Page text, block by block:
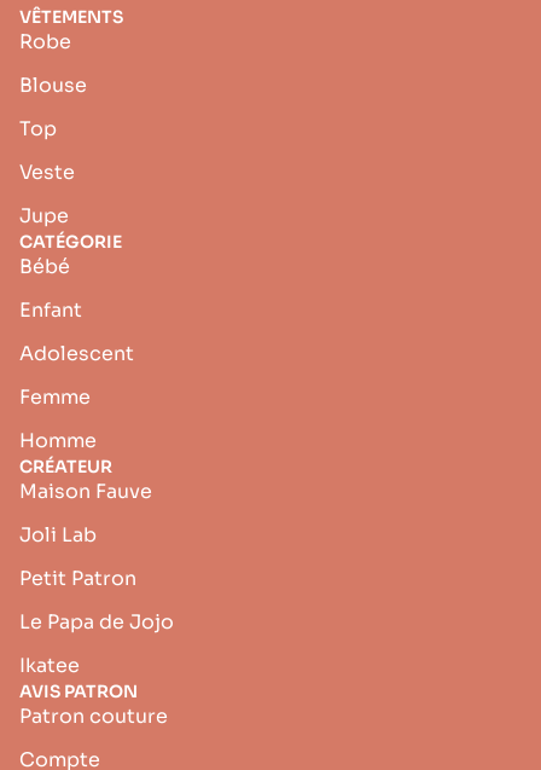
VÊTEMENTS
Robe
Blouse
Top
Veste
Jupe
CATÉGORIE
Bébé
Enfant
Adolescent
Femme
Homme
CRÉATEUR
Maison Fauve
Joli Lab
Petit Patron
Le Papa de Jojo
Ikatee
AVIS PATRON
Patron couture
Compte